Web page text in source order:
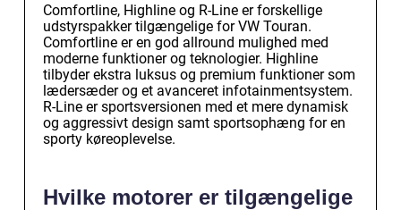
Comfortline, Highline og R-Line er forskellige
udstyrspakker tilgængelige for VW Touran.
Comfortline er en god allround mulighed med
moderne funktioner og teknologier. Highline
tilbyder ekstra luksus og premium funktioner som
lædersæder og et avanceret infotainmentsystem.
R-Line er sportsversionen med et mere dynamisk
og aggressivt design samt sportsophæng for en
sporty køreoplevelse.
Hvilke motorer er tilgængelige